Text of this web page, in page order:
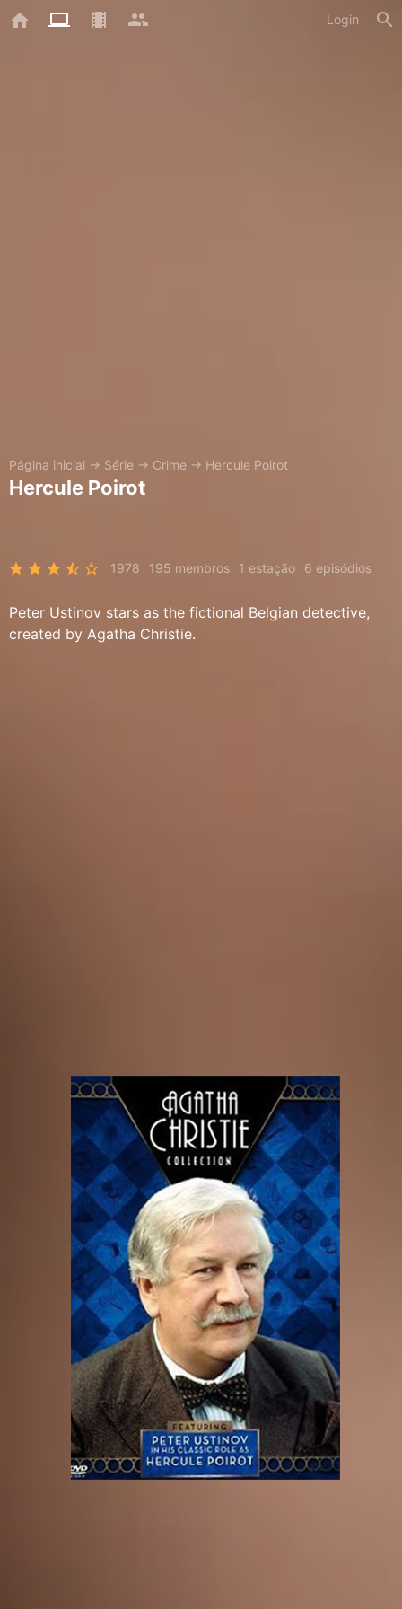
Login
Página inicial → Série → Crime → Hercule Poirot
Hercule Poirot
1978 195 membros 1 estação 6 episódios
Peter Ustinov stars as the fictional Belgian detective,
created by Agatha Christie.